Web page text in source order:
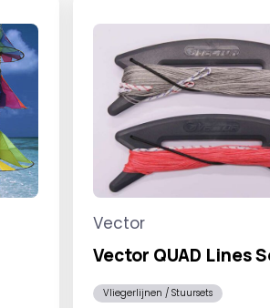
Vector
Vector QUAD Lines
Vliegerlijnen / Stuursets